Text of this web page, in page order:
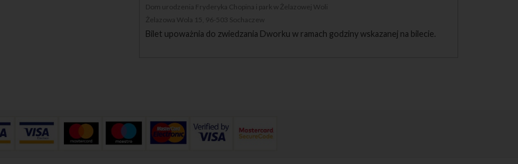
Dom urodzenia Fryderyka Chopina i park w Żelazowej Woli
Żelazowa Wola 15, 96-503 Sochaczew
Bilet upoważnia do zwiedzania Dworku w ramach godziny wskazanej na bilecie.